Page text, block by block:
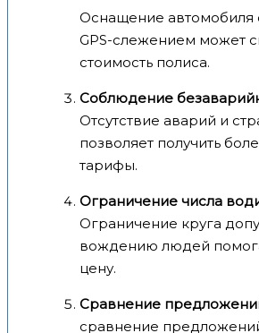
Оснащение автомобиля
GPS-слежением может
стоимость полиса.
Соблюдение
Отсутствие аварий и
позволяет получить
тарифы.
Ограничение числа
Ограничение круга
вождению людей
цену.
Сравнение
сравнение